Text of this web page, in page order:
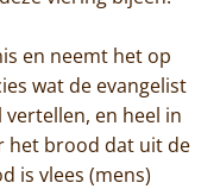
en neemt het op
wat de evangelist
vertellen, en heel in
het brood dat uit de
is vlees (mens)